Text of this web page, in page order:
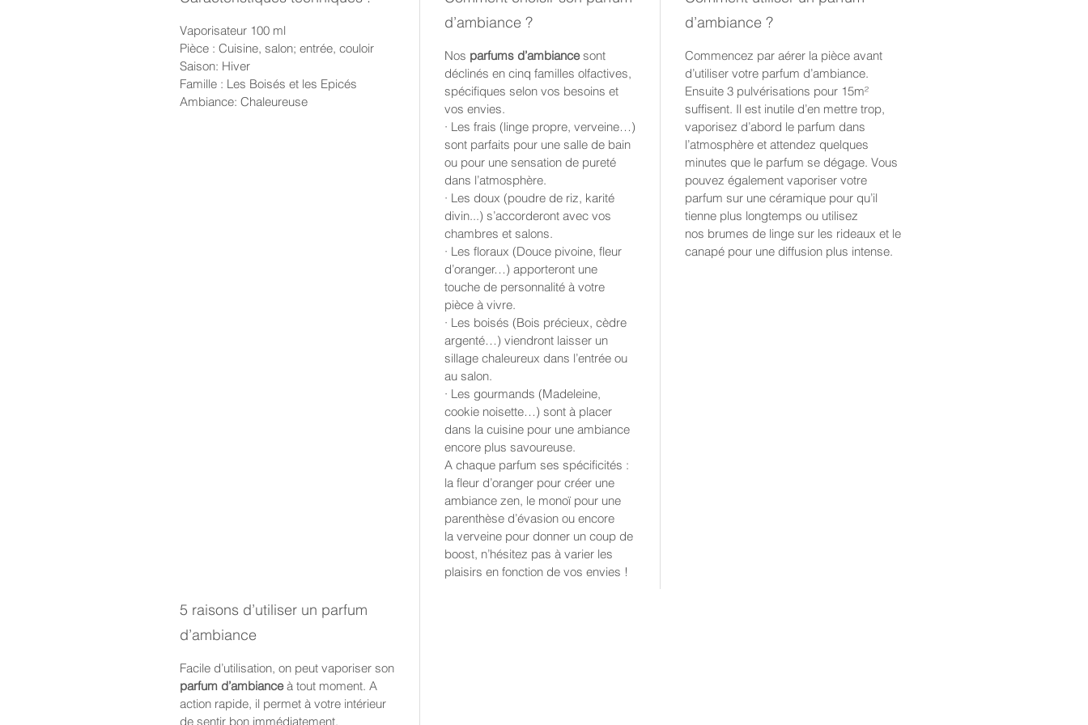
cannelle et du clou de girofle… La
convivialité d’un foyer chaleureux.
Vaporisateur 100 ml
Pièce : Cuisine, salon; entrée, couloir
Saison: Hiver
Famille : Les Boisés et les Epicés
Ambiance: Chaleureuse
d’ambiance ?
Nos parfums d’ambiancesont
déclinés en cinq familles olfactives,
spécifiques selon vos besoins et
vos envies.
· Les frais (linge propre, verveine…)
sont parfaits pour une salle de bain
ou pour une sensation de pureté
dans l’atmosphère.
· Les doux (poudre de riz, karité
divin...) s’accorderont avec vos
chambres et salons.
· Les floraux (Douce pivoine, fleur
d’oranger…) apporteront une
touche de personnalité à votre
pièce à vivre.
· Les boisés (Bois précieux, cèdre
argenté…) viendront laisser un
sillage chaleureux dans l’entrée ou
au salon.
· Les gourmands (Madeleine,
cookie noisette…) sont à placer
dans la cuisine pour une ambiance
encore plus savoureuse.
A chaque parfum ses spécificités :
la fleur d’oranger pour créer une
ambiance zen, le monoï pour une
parenthèse d’évasion ou encore
la verveine pour donner un coup de
boost, n’hésitez pas à varier les
plaisirs en fonction de vos envies !
d’ambiance ?
Commencez par aérer la pièce avant
d’utiliser votre parfum d’ambiance.
Ensuite 3 pulvérisations pour 15m²
suffisent. Il est inutile d’en mettre trop,
vaporisez d’abord le parfum dans
l’atmosphère et attendez quelques
minutes que le parfum se dégage. Vous
pouvez également vaporiser votre
parfum sur une céramique pour qu’il
tienne plus longtemps ou utilisez
nos brumes de linge sur les rideaux et le
canapé pour une diffusion plus intense.
5 raisons d’utiliser un parfum
d’ambiance
Facile d’utilisation, on peut vaporiser son
parfum d’ambianceà tout moment. A
action rapide, il permet à votre intérieur
de sentir bon immédiatement.